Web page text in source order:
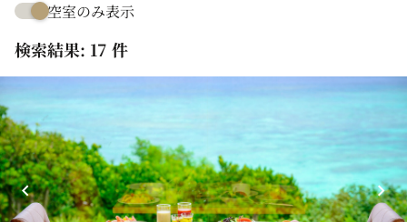
空室のみ表示
検索結果: 17 件